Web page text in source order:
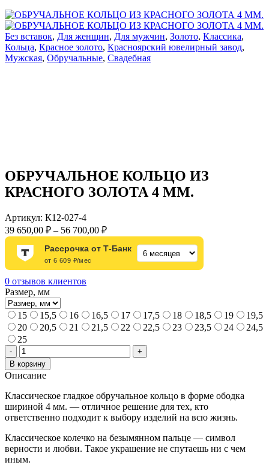
Без вставок, Для женщин, Для мужчин, Золото, Классика,
Кольца, Красное золото, Красноярский ювелирный завод,
Мужская, Обручальные, Свадебная
ОБРУЧАЛЬНОЕ КОЛЬЦО ИЗ
КРАСНОГО ЗОЛОТА 4 ММ.
Артикул: К12-027-4
39 650,00 ₽ – 56 700,00 ₽Диапазон
цен:
39
650,00 ₽
–
Рассрочка от Т-Банк
от 6 609 ₽/мес
0 отзывов клиентов
Размер, мм
15 15,5 16 16,5 17 17,5 18 18,5 19
19,5
20
20,5 21 21,5 22 22,5 23 23,5 24
24,5
25
-
Количество
товара
ОБРУЧАЛЬНОЕ
КОЛЬЦО
ИЗ
КРАСНОГО
ЗОЛОТА
ММ.
+
В корзину
Описание
Классическое гладкое обручальное кольцо в форме ободка
шириной 4 мм. — отличное решение для тех, кто
ответственно подходит к выбору изделий на всю жизнь.
Классическое колечко на безымянном пальце — символ
верности и любви. Такое украшение не спутаешь ни с чем
иным.